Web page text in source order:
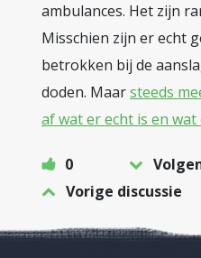
ambulances. Het zijn
Misschien zijn er echt
betrokken bij de
doden. Maarsteeds
af wat er echt is en wat
0
Vorige discussie